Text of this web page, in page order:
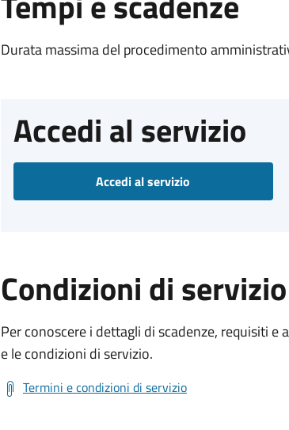
Durata massima del procedimento
Accedi al servizio
Accedi al servizio
Condizioni di servizio
Per conoscere i dettagli di scadenze, requisiti
e le condizioni di servizio.
Termini e condizioni di servizio